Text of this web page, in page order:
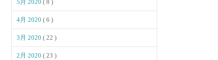
5月 2020( 8 )
4月 2020( 6 )
3月 2020( 22 )
2月 2020( 23 )